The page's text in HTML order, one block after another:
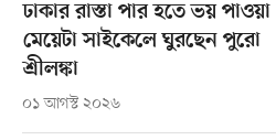
ঢাকার রাস্তা পার হতে ভয় পাওয়া
মেয়েটা সাইকেলে ঘুরছেন পুরো
শ্রীলঙ্কা
০১ আগস্ট ২০২৬